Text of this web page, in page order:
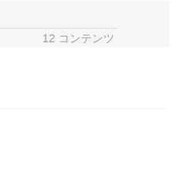
12 コンテンツ